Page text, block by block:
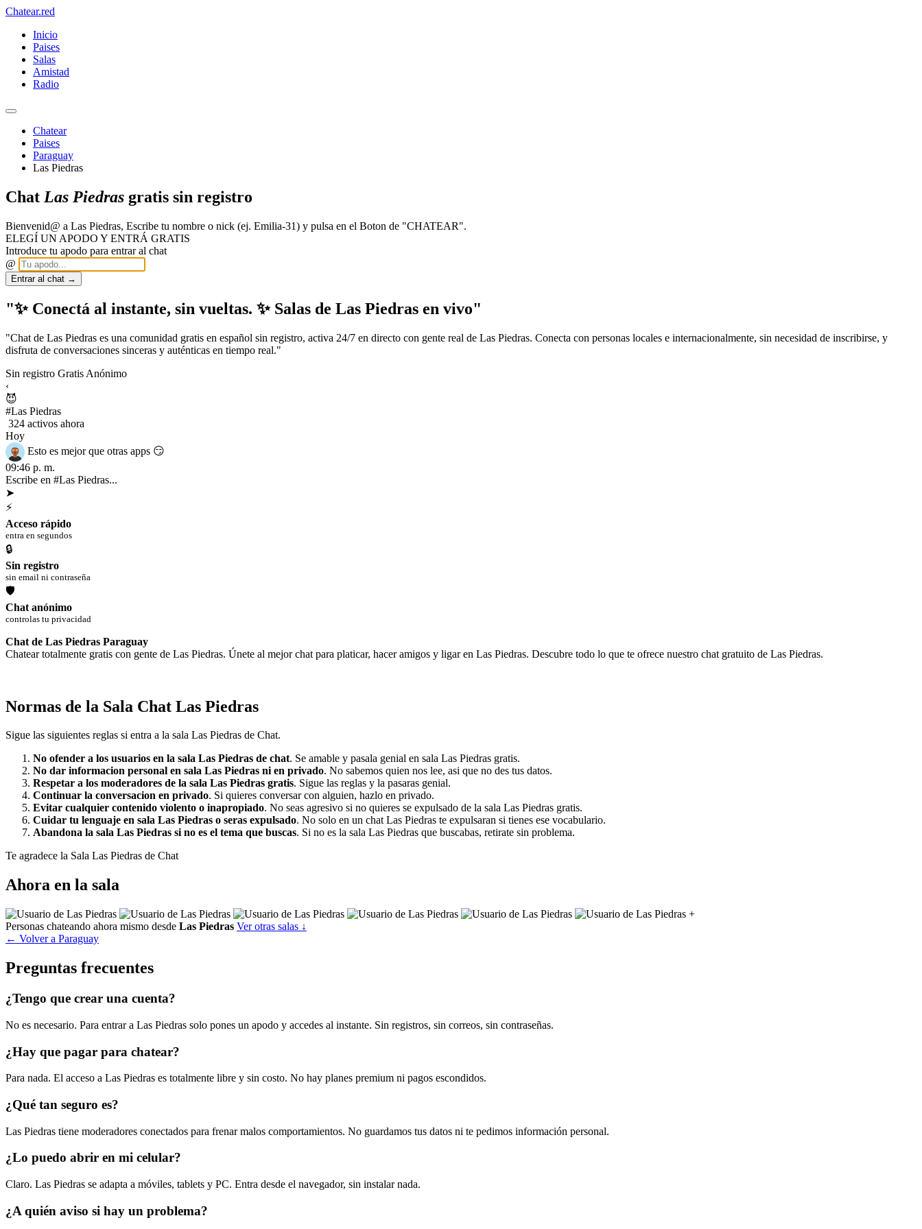
Chatear.red
Inicio
Paises
Salas
Amistad
Radio
Chatear
Paises
Paraguay
Las Piedras
Chat Las Piedras gratis sin registro
Bienvenid@ a Las Piedras, Escribe tu nombre o nick (ej. Emilia-31) y pulsa en el Boton de "CHATEAR".
ELEGÍ UN APODO Y ENTRÁ GRATIS
Introduce tu apodo para entrar al chat
@
Entrar al chat →
"✨ Conectá al instante, sin vueltas. ✨ Salas de Las Piedras en vivo"
"Chat de Las Piedras es una comunidad gratis en español sin registro, activa 24/7 en directo con gente real de Las Piedras. Conecta con personas locales e internacionalmente, sin necesidad de inscribirse, y
disfruta de conversaciones sinceras y auténticas en tiempo real."
Sin registro Gratis Anónimo
‹
😈
#Las Piedras
324 activos ahora
Hoy
Esto es mejor que otras apps 😏
09:46 p. m.
Hola equipo, reportándome 😎
09:46 p. m.
Escribe en #Las Piedras...
➤
⚡
Acceso rápido
entra en segundos
🔒
Sin registro
sin email ni contraseña
🛡
Chat anónimo
controlas tu privacidad
Normas de la Sala Chat Las Piedras
Sigue las siguientes reglas si entra a la sala Las Piedras de Chat.
No ofender a los usuarios en la sala Las Piedras de chat. Se amable y pasala genial en sala Las Piedras gratis.
No dar informacion personal en sala Las Piedras ni en privado. No sabemos quien nos lee, asi que no des tus datos.
Respetar a los moderadores de la sala Las Piedras gratis. Sigue las reglas y la pasaras genial.
Continuar la conversacion en privado. Si quieres conversar con alguien, hazlo en privado.
Evitar cualquier contenido violento o inapropiado . No seas agresivo si no quieres se expulsado de la sala Las Piedras gratis.
Cuidar tu lenguaje en sala Las Piedras o seras expulsado
Te agradece la Sala Las Piedras de Chat
Ahora en la sala
← Volver a Paraguay
Preguntas frecuentes
¿Tengo que crear una cuenta?
No es necesario. Para entrar a Las Piedras solo pones un apodo y accedes al instante. Sin registros, sin correos, sin contraseñas.
¿Hay que pagar para chatear?
Para nada. El acceso a Las Piedras es totalmente libre y sin costo. No hay planes premium ni pagos escondidos.
¿Qué tan seguro es?
Las Piedras tiene moderadores conectados para frenar malos comportamientos. No guardamos tus datos ni te pedimos información personal.
¿Lo puedo abrir en mi celular?
Claro. Las Piedras se adapta a móviles, tablets y PC. Entra desde el navegador, sin instalar nada.